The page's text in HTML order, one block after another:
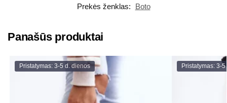
Prekės ženklas:
Boto
Panašūs produktai
Pristatymas: 3-5 d. dienos Pristatymas: 3-